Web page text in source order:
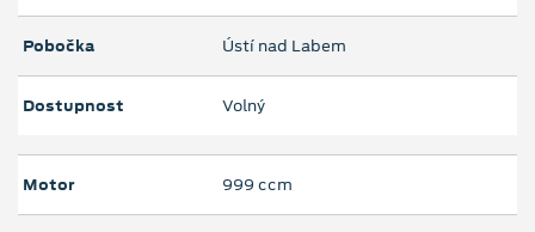
Pobočka Ústí nad Labem
Dostupnost Volný
Motor 999 ccm